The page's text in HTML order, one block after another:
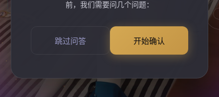
前，我们需要问几个问题：
跳过问答 开始确认